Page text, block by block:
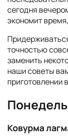
сегодня
экономит
точностью
заменить
наши советы
приготовлении
Ковурма